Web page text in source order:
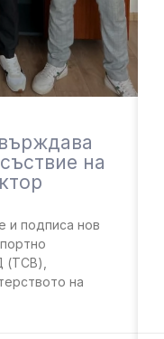
на
и подписа нов
(ТСВ),
на